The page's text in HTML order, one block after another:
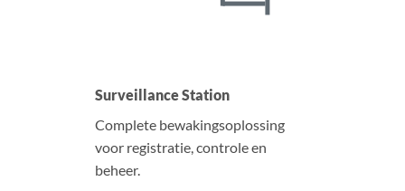
Surveillance Station
Complete bewakingsoplossing
voor registratie, controle en
beheer.